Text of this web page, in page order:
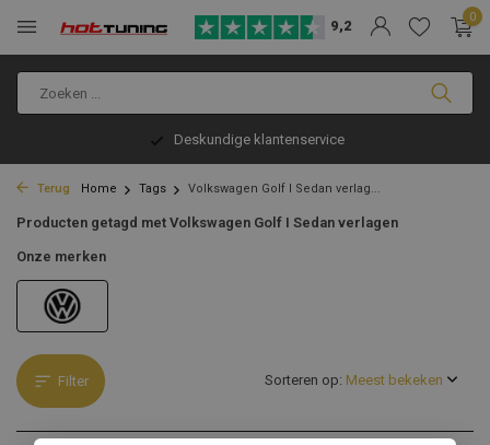
9,2
0
Deskundige klantenservice
Terug Home Tags Volkswagen Golf I Sedan verlag...
Producten getagd met Volkswagen Golf I Sedan verlagen
Onze merken
Filter Sorteren op: